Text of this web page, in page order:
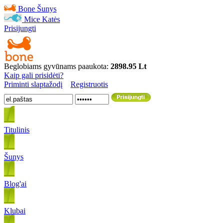
Bone Šunys
Mice Katės
Prisijungti
Beglobiams gyvūnams paaukota: 2898.95 Lt
Kaip gali prisidėti?
Priminti slaptažodį
Registruotis
Titulinis
Šunys
Blog'ai
Klubai